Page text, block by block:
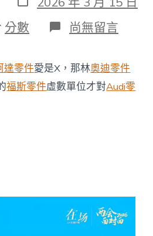
表
日
期
分數 在
〈楊
偉：
登
月
的
航
尚無留言
達零件愛是X，那林奧迪零件
福斯零件虛數單位才對Audi零